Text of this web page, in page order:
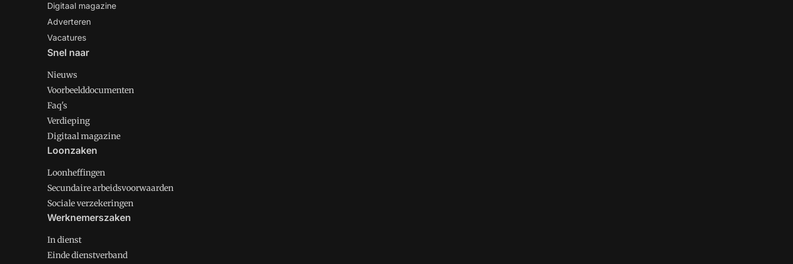
Digitaal magazine
Adverteren
Vacatures
Snel naar
Nieuws
Voorbeelddocumenten
Faq's
Verdieping
Digitaal magazine
Loonzaken
Loonheffingen
Secundaire arbeidsvoorwaarden
Sociale verzekeringen
Werknemerszaken
In dienst
Einde dienstverband